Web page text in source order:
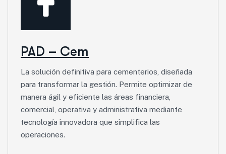
PAD – Cem
La solución definitiva para cementerios, diseñada
para transformar la gestión. Permite optimizar de
manera ágil y eficiente las áreas financiera,
comercial, operativa y administrativa mediante
tecnología innovadora que simplifica las
operaciones.